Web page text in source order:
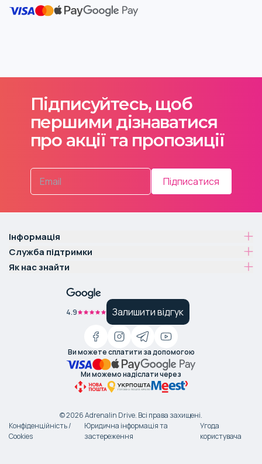
Підписуйтесь, щоб
першими дізнаватися
про акції та пропозиції
Підписатися
Інформація
Служба підтримки
Як нас знайти
4.9 Залишити відгук
Ви можете сплатити за допомогою
Ми можемо надіслати через
©2026Adrenalin Drive. Всі права захищені.
Конфіденційність /
Cookies
Юридична інформація та
застереження
Угода
користувача